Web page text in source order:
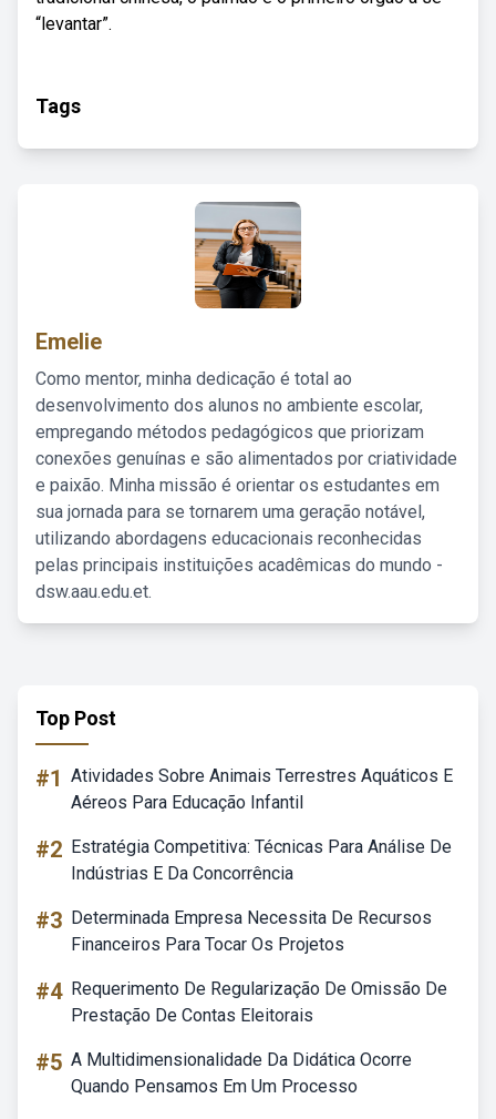
“levantar”.
Tags
Emelie
Como mentor, minha dedicação é total ao
desenvolvimento dos alunos no ambiente escolar,
empregando métodos pedagógicos que priorizam
conexões genuínas e são alimentados por criatividade
e paixão. Minha missão é orientar os estudantes em
sua jornada para se tornarem uma geração notável,
utilizando abordagens educacionais reconhecidas
pelas principais instituições acadêmicas do mundo -
dsw.aau.edu.et.
Top Post
#1 Atividades Sobre Animais Terrestres Aquáticos E
Aéreos Para Educação Infantil
#2 Estratégia Competitiva: Técnicas Para Análise De
Indústrias E Da Concorrência
#3 Determinada Empresa Necessita De Recursos
Financeiros Para Tocar Os Projetos
#4 Requerimento De Regularização De Omissão De
Prestação De Contas Eleitorais
#5 A Multidimensionalidade Da Didática Ocorre
Quando Pensamos Em Um Processo